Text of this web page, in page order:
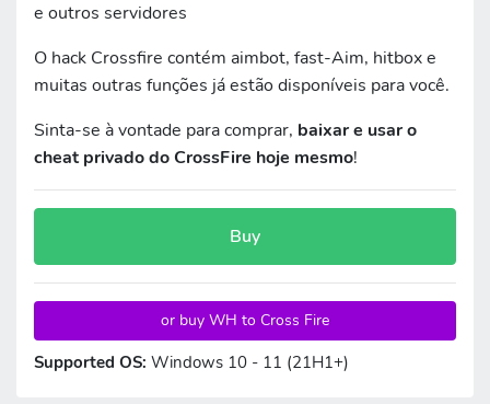
e outros servidores
O hack Crossfire contém aimbot, fast-Aim, hitbox e
muitas outras funções já estão disponíveis para você.
Sinta-se à vontade para comprar, baixar e usar o
cheat privado do CrossFire hoje mesmo!
Buy
or buy WH to Cross Fire
Supported OS: Windows 10 - 11 (21H1+)